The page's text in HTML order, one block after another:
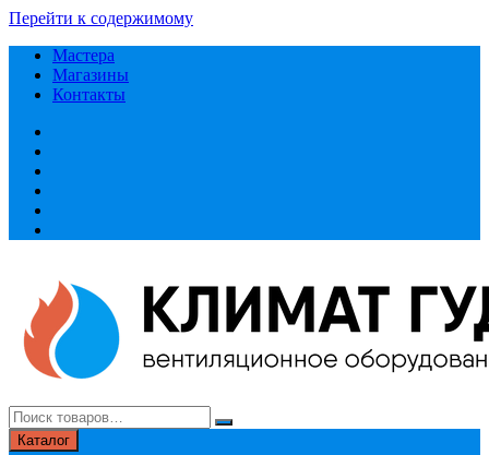
Перейти к содержимому
Мастера
Магазины
Контакты
Каталог